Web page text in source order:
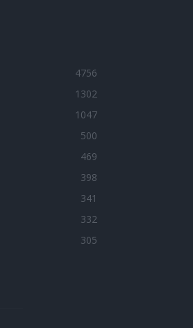
4756
1302
1047
500
469
398
341
332
305